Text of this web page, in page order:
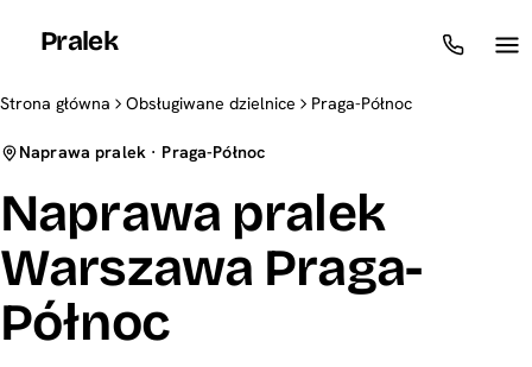
Pralek
Strona główna Obsługiwane dzielnice Praga-Północ
Naprawa pralek · Praga-Północ
Naprawa pralek
Warszawa Praga-
Północ